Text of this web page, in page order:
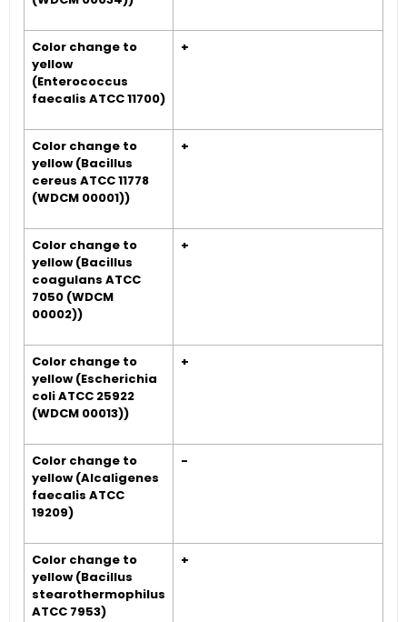
Color change to
yellow
(Enterococcus
faecalis ATCC 11700)
+
Color change to
yellow (Bacillus
cereus ATCC 11778
(WDCM 00001))
+
Color change to
yellow (Bacillus
coagulans ATCC
7050 (WDCM
00002))
+
Color change to
yellow (Escherichia
coli ATCC 25922
(WDCM 00013))
+
Color change to
yellow (Alcaligenes
faecalis ATCC
19209)
-
Color change to
yellow (Bacillus
stearothermophilus
ATCC 7953)
+